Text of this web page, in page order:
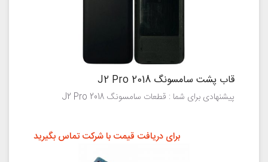
قاب پشت سامسونگ J2 Pro 2018
پیشنهادی برای شما : قطعات سامسونگ J2 Pro 2018
برای دریافت قیمت با شرکت تماس بگیرید